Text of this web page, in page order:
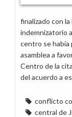
finalizado con
indemnizatorio
centro se había
asamblea a
Centro de la
del acuerdo a
conflicto
central de